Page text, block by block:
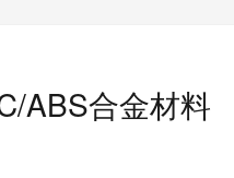
ABS合金材料